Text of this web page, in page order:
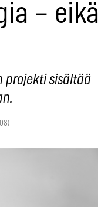
– eikä
projekti sisältää